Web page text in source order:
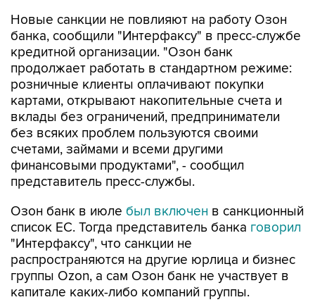
Новые санкции не повлияют на работу Озон
банка, сообщили "Интерфаксу" в пресс-службе
кредитной организации. "Озон банк
продолжает работать в стандартном режиме:
розничные клиенты оплачивают покупки
картами, открывают накопительные счета и
вклады без ограничений, предприниматели
без всяких проблем пользуются своими
счетами, займами и всеми другими
финансовыми продуктами", - сообщил
представитель пресс-службы.
Озон банк в июле был включен в санкционный
список ЕС. Тогда представитель банка говорил
"Интерфаксу", что санкции не
распространяются на другие юрлица и бизнес
группы Ozon, а сам Озон банк не участвует в
капитале каких-либо компаний группы.